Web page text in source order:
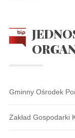
Gminny Ośrodek
Zakład Gospodarki